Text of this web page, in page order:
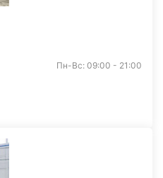
Пн-Вс: 09:00 - 21:00